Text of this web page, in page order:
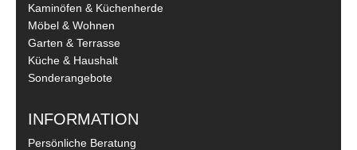
Kaminöfen & Küchenherde
Möbel & Wohnen
Garten & Terrasse
Küche & Haushalt
Sonderangebote
INFORMATION
Persönliche Beratung